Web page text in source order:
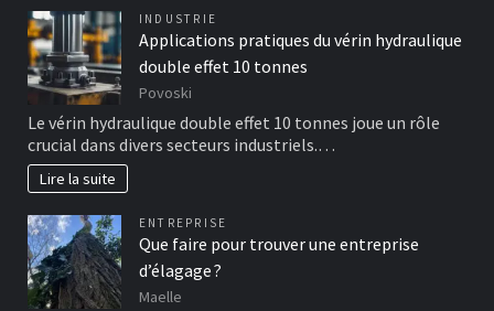
INDUSTRIE
Applications pratiques du vérin hydraulique
double effet 10 tonnes
Povoski
Le vérin hydraulique double effet 10 tonnes joue un rôle
crucial dans divers secteurs industriels.…
Lire la suite
ENTREPRISE
Que faire pour trouver une entreprise
d’élagage ?
Maelle